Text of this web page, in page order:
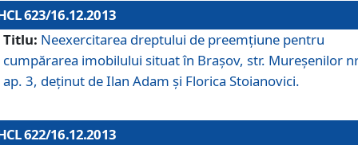
623/16.12.2013
Titlu: Neexercitarea dreptului de preemţiune pentru
cumpărarea imobilului situat în Braşov, str. Mureşenilor
ap. 3, deţinut de Ilan Adam şi Florica Stoianovici.
622/16.12.2013